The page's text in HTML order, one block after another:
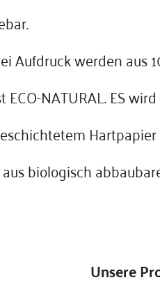
Aufdruck werden aus
NATURAL. ES
biologisch
Unsere